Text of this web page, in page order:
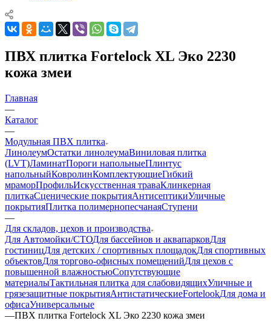
ПВХ плитка Fortelock XL Эко 2230
кожа змеи
Главная
—
Каталог
—
Модульная ПВХ плитка
ЛинолеумОстатки линолеумаВиниловая плитка
(LVT)ЛаминатПороги напольныеПлинтус
напольныйКовролинКомплектующиеГибкий
мраморПрофильИскусственная траваКлинкерная
плиткаСценические покрытияАнтисептикиУличные
покрытияПлитка полимернопесчанаяСтупени
—
Для складов, цехов и производства
Для Автомойки/СТОДля бассейнов и аквапарковДля
гостиницДля детских / спортивных площадокДля спортивных
объектовДля торгово-офисных помещенийДля цехов с
повышенной влажностьюСопутствующие
материалыТактильная плитка для слабовидящихУличные и
грязезащитные покрытияАнтистатическиеFortelookДля дома и
офисаУниверсальные
—ПВХ плитка Fortelock XL Эко 2230 кожа змеи